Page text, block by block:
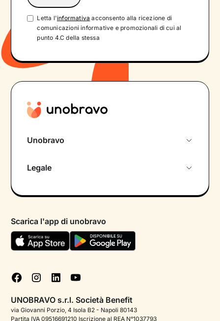
Letta l'informativa acconsento alla ricezione di
comunicazioni informative e promozionali di cui al
punto 4.C della stessa
Unobravo
Psicologo in chat
Aiuto urgente
FAQ
Podcast di psicologia
Legale
Termini e condizioni
Informativa Privacy
Cookie policy
Gestisci cookie
Scarica l'app di unobravo
UNOBRAVO s.r.l. Società Benefit
via Giovanni Porzio, 4 Isola B2 - Napoli 80143
Partita IVA 09516691210 Iscrizione al REA N°1037793